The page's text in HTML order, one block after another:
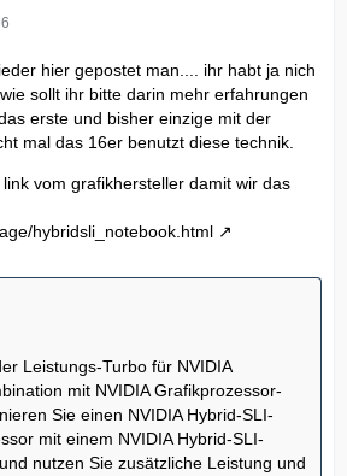
hier gepostet man.... ihr habt ja nich
sollt ihr bitte darin mehr erfahrungen
erste und bisher einzige mit der
mal das 16er benutzt diese technik.
vom grafikhersteller damit wir das
hybridsli_notebook.html
Leistungs-Turbo für NVIDIA
mit NVIDIA Grafikprozessor-
Sie einen NVIDIA Hybrid-SLI-
mit einem NVIDIA Hybrid-SLI-
nutzen Sie zusätzliche Leistung und